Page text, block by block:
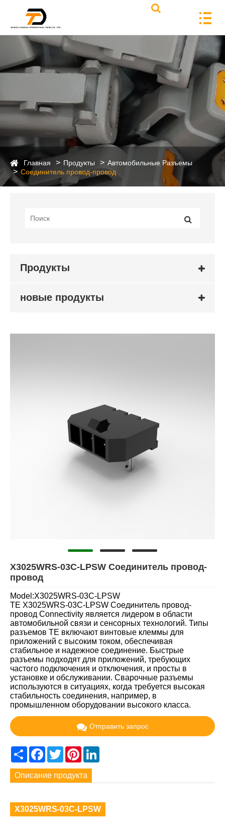
Главная Продукты
Автомобильные Разъемы
Соединитель провод-провод
Продукты
новые продукты
X3025WRS-03C-LPSW Соединитель провод-
провод
Model:X3025WRS-03C-LPSW
TE X3025WRS-03C-LPSW Соединитель провод-
провод Connectivity является лидером в области
автомобильной связи и сенсорных технологий. Типы
разъемов TE включают винтовые клеммы для
приложений с высоким током, обеспечивая
стабильное и надежное соединение. Быстрые
разъемы подходят для приложений, требующих
частого подключения и отключения, и просты в
установке и обслуживании. Сварочные разъемы
используются в ситуациях, когда требуется высокая
стабильность соединения, например, в
промышленном оборудовании высокого класса.
Отправить запрос
ShareFacebook
TwitterPinterest
Описание продукта
X3025WRS-03C-LPSW